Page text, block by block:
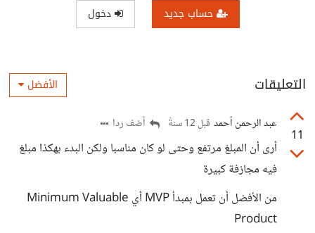
حساب جديد دخول
التعليقات الأفضل
11
عبد الرحمن أحمد قبل 12 سنةً أضف ردا
أرى أن المبلغ مرتفع وحتى لو كان مناسبا ولكن البدء بهكذا مبلغ
فيه مجازفة كبيرة
من الأفضل أن تعمل بمبدأ MVP أي Minimum Valuable
Product